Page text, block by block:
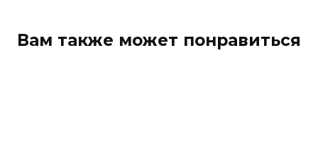
Вам также может понравиться